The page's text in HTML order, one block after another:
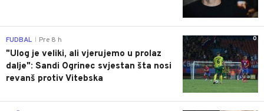
0
FUDBAL Pre 8 h
"Ulog je veliki, ali vjerujemo u prolaz
dalje": Sandi Ogrinec svjestan šta nosi
revanš protiv Vitebska